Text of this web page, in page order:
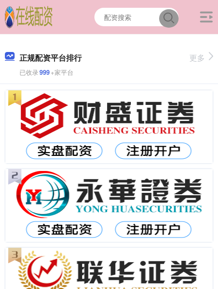
正规配资平台排行
已收录999+家平台
更多